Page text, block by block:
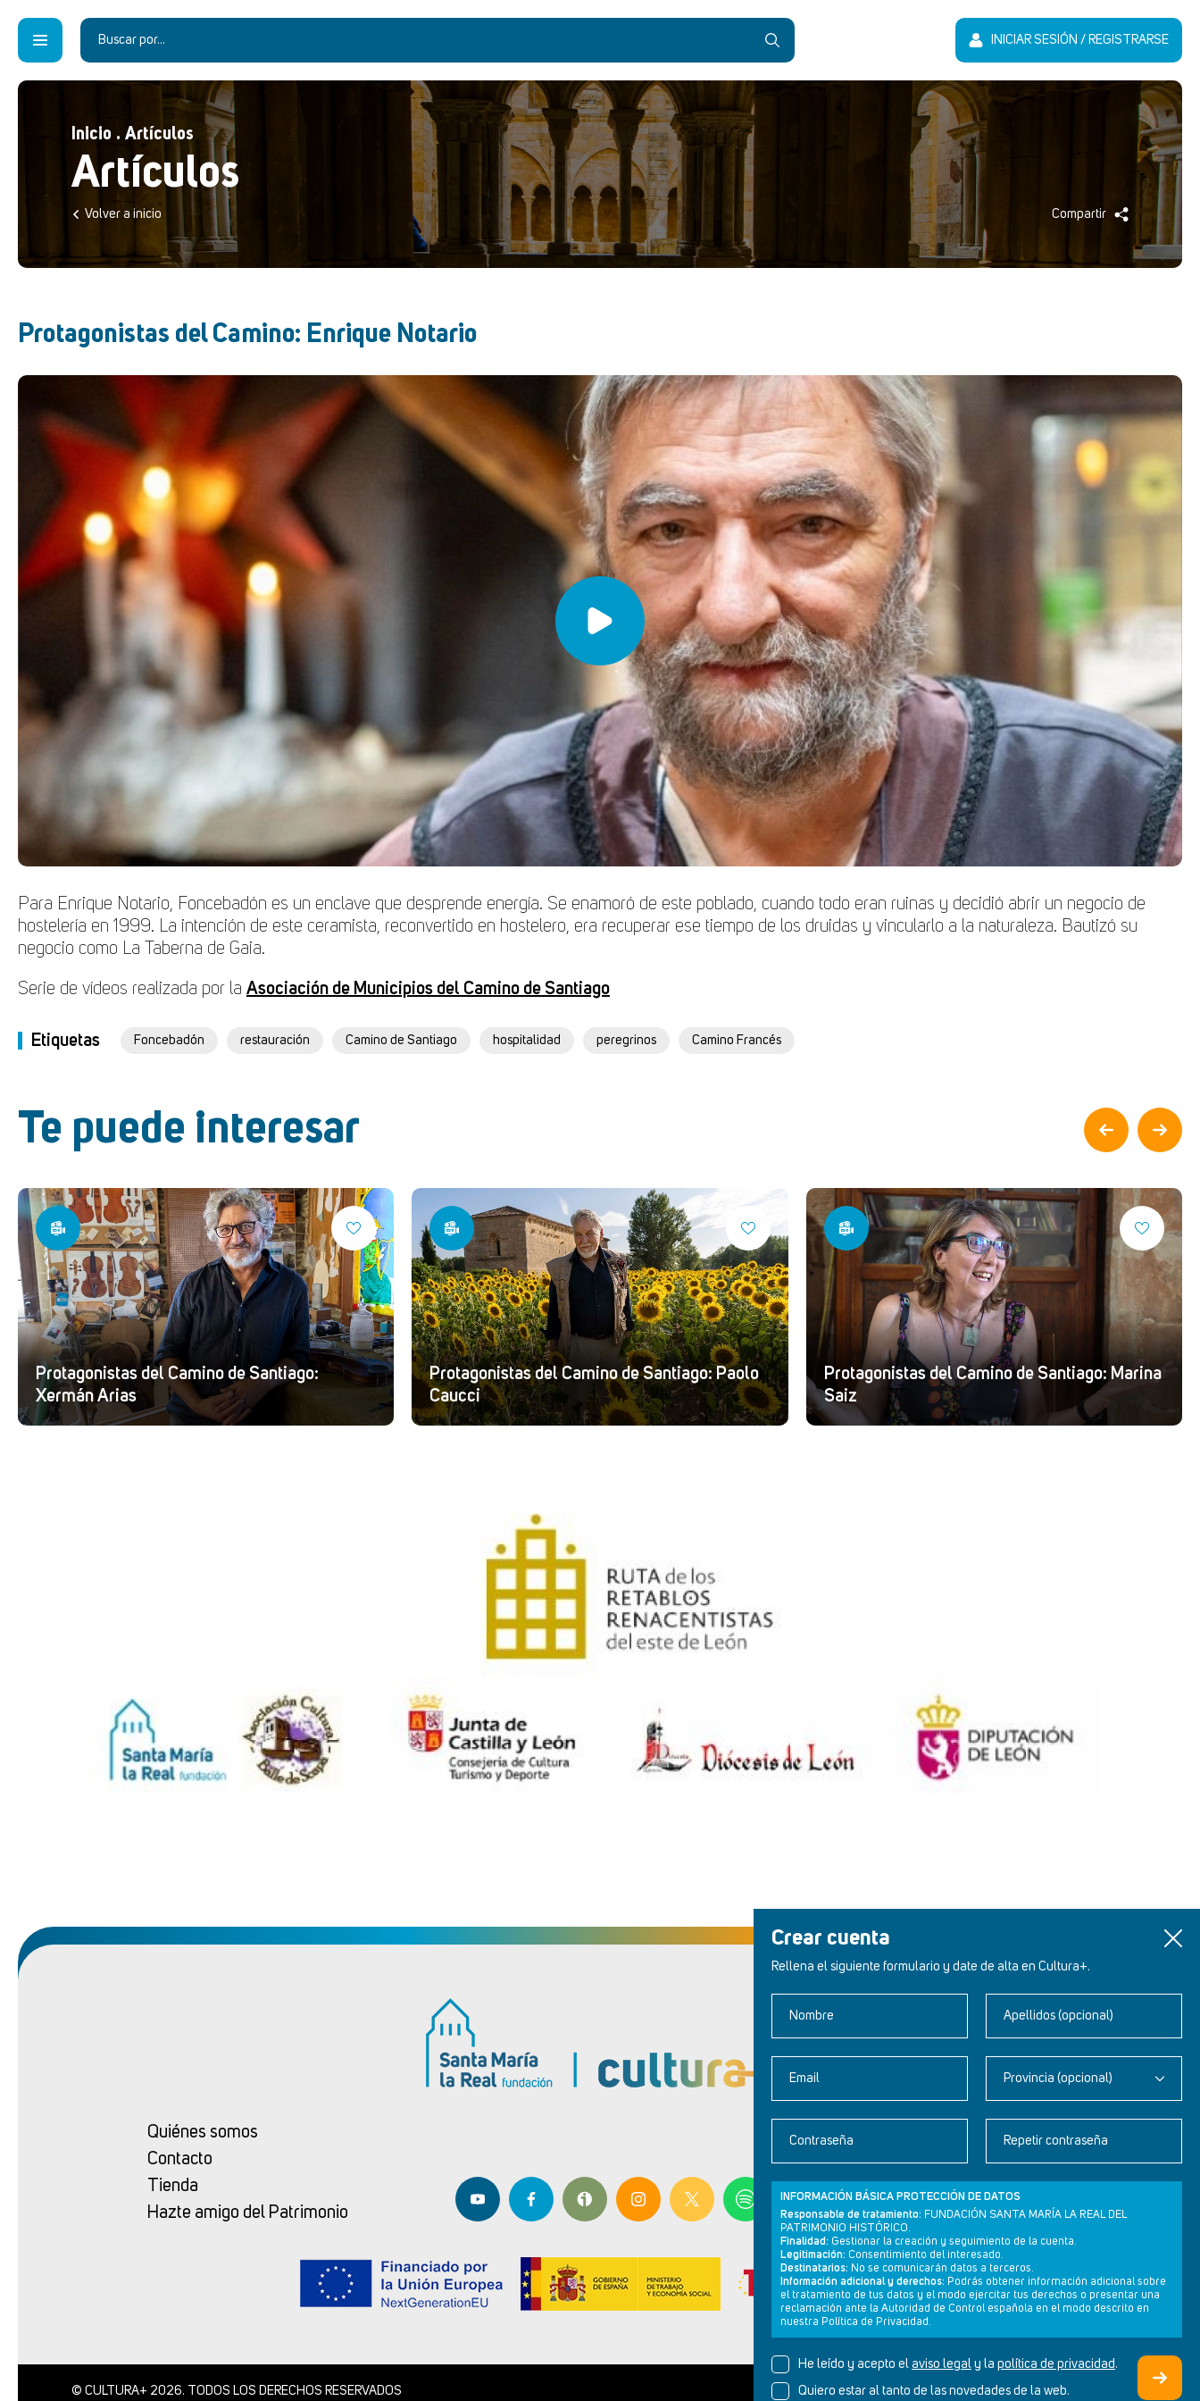
Crear cuenta
Rellena el siguiente formulario y date de alta en Cultura+.
Nombre Apellidos (opcional)
Email Provincia (opcional)
Contraseña Repetir contraseña
INFORMACIÓN BÁSICA PROTECCIÓN DE DATOS
Responsable de tratamiento: FUNDACIÓN SANTA MARÍA LA REAL DEL
PATRIMONIO HISTÓRICO.
Finalidad: Gestionar la creación y seguimiento de la cuenta.
Legitimación: Consentimiento del interesado.
Destinatarios: No se comunicarán datos a terceros.
Información adicional y derechos: Podrás obtener información adicional sobre
el tratamiento de tus datos y el modo ejercitar tus derechos o presentar una
reclamación ante la Autoridad de Control española en el modo descrito en
nuestra Política de Privacidad.
He leído y acepto el aviso legal y la política de privacidad.
Quiero estar al tanto de las novedades de la web.
INICIAR SESIÓN / REGISTRARSE
Inicio . Artículos
Artículos
Volver a inicio Compartir
Protagonistas del Camino: Enrique Notario
Para Enrique Notario, Foncebadón es un enclave que desprende energía. Se enamoró de este poblado, cuando todo eran ruinas y decidió abrir un negocio de
hostelería en 1999. La intención de este ceramista, reconvertido en hostelero, era recuperar ese tiempo de los druidas y vincularlo a la naturaleza. Bautizó su
negocio como La Taberna de Gaia.
Serie de vídeos realizada por la Asociación de Municipios del Camino de Santiago
Etiquetas Foncebadón restauración Camino de Santiago hospitalidad peregrinos Camino Francés
Te puede interesar
Protagonistas del Camino de Santiago:
Xermán Arias
Protagonistas del Camino de Santiago: Paolo
Caucci
Protagonistas del Camino de Santiago: Marina
Saiz
Quiénes somos
Contacto
Tienda
Hazte amigo del Patrimonio
Newsletter
Aviso legal
Política de privacidad
Política de cookies
© CULTURA+ 2026. TODOS LOS DERECHOS RESERVADOS DISEÑO WEB SGM